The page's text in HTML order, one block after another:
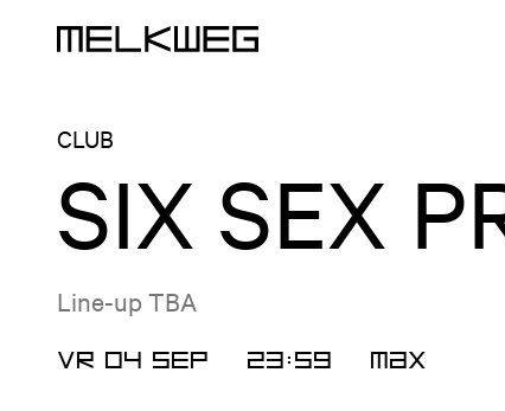
CLUB
SIX SEX
Line-up TBA
VR 04 SEP 23:59 MAX